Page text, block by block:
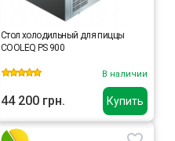
Купить
Стол холодильный для пиццы
COOLEQ PS 900
В наличии
44 200 грн.